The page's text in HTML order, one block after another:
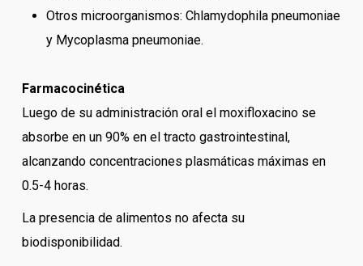
Otros microorganismos: Chlamydophila pneumoniae
y Mycoplasma pneumoniae.
Farmacocinética
Luego de su administración oral el moxifloxacino se
absorbe en un 90% en el tracto gastrointestinal,
alcanzando concentraciones plasmáticas máximas en
0.5-4 horas.
La presencia de alimentos no afecta su
biodisponibilidad.